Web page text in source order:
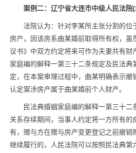
案例二：辽宁省大连市中级人民法
法院认为：针对李某所主张分割的位
房产，因该房系曲某婚前取得所有权，虽
议书》中双方约定将来可作为夫妻共有财
家庭编的解释一第三十二条规定及民法典
定，在本案审理过程中，曲某明确表示撤
认定案涉房产属于曲某婚前个人财产。
民法典婚姻家庭编的解释一第三十二
关系存续期间，当事人约定将一方所有的
有，赠与方在赠与房产变更登记之前撤销
继续履行的，人民法院可以按照民法典第